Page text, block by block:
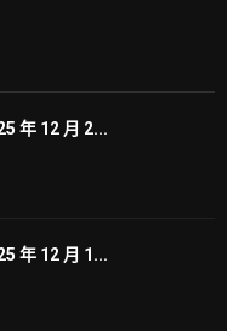
年 12 月 2...
年 12 月 1...